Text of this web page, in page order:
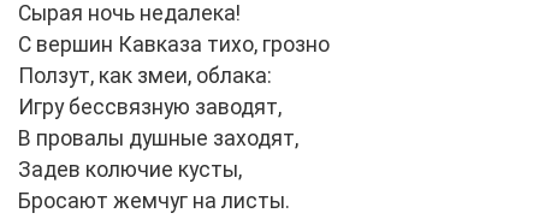
Сырая ночь недалека!
С вершин Кавказа тихо, грозно
Ползут, как змеи, облака:
Игру бессвязную заводят,
В провалы душные заходят,
Задев колючие кусты,
Бросают жемчуг на листы.